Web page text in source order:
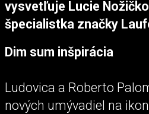
vysvetľuje Lucie
špecialistka značky
Dim sum inšpirácia
Ludovica a Roberto
nových umývadiel na